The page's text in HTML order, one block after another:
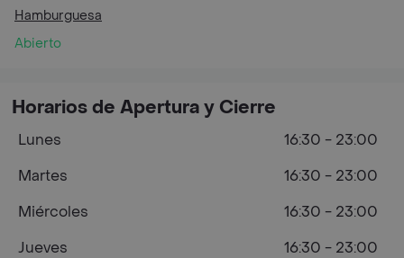
Hamburguesa
Abierto
Horarios de Apertura y Cierre
Lunes
16:30 - 23:00
Martes
16:30 - 23:00
Miércoles
16:30 - 23:00
Jueves
16:30 - 23:00